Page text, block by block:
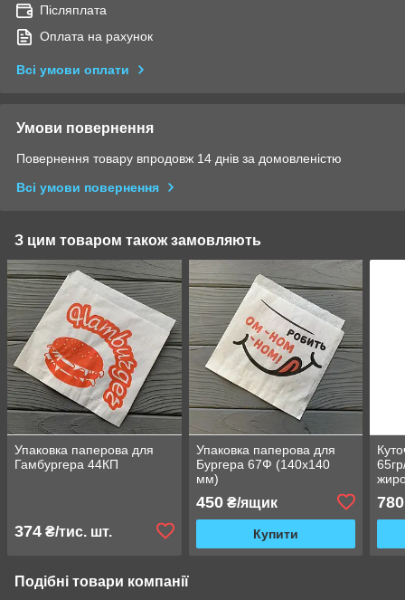
Післяплата
Оплата на рахунок
Всі умови оплати
Умови повернення
Повернення товару впродовж 14 днів за домовленістю
Всі умови повернення
З цим товаром також замовляють
Упаковка паперова для
Гамбургера 44КП
374 ₴/тис. шт.
Упаковка паперова для
Бургера 67Ф (140x140
мм)
450₴/ящик
Купити
780
Подібні товари компанії